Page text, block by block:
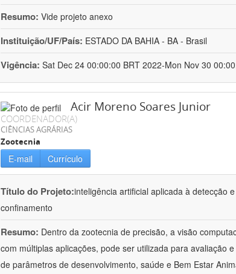
Resumo: Vide projeto anexo
Instituição/UF/País: ESTADO DA BAHIA - BA - Brasil
Vigência: Sat Dec 24 00:00:00 BRT 2022-Mon Nov 30
Acir Moreno Soares Junior
COORDENADOR(A)
CIÊNCIAS AGRÁRIAS
Zootecnia
E-mail Currículo
Título do Projeto:inteligência artificial aplicada à detecção
confinamento
Resumo: Dentro da zootecnia de precisão, a visão
com múltiplas aplicações, pode ser utilizada para avaliação
de parâmetros de desenvolvimento, saúde e Bem Estar